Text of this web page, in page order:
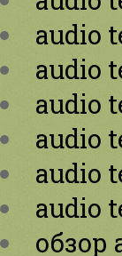
audio
audio
audio
audio
audio
audio
обзор